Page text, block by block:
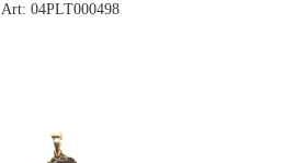
Art: 04PLT000498